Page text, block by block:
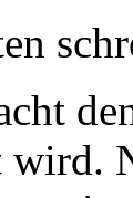
wird.